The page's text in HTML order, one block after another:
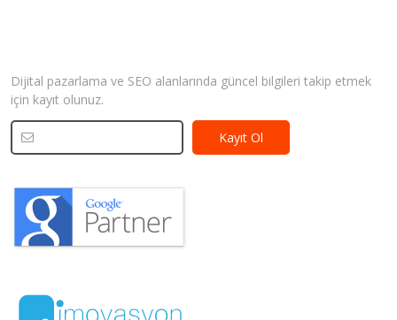
Dijital pazarlama ve SEO alanlarında güncel bilgileri takip etmek
için kayıt olunuz.